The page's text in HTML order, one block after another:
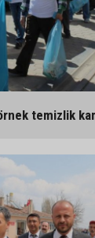
temizlik